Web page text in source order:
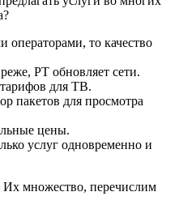
операторами, то качество
РТ обновляет сети.
для ТВ.
пакетов для просмотра
цены.
услуг одновременно и
множество, перечислим